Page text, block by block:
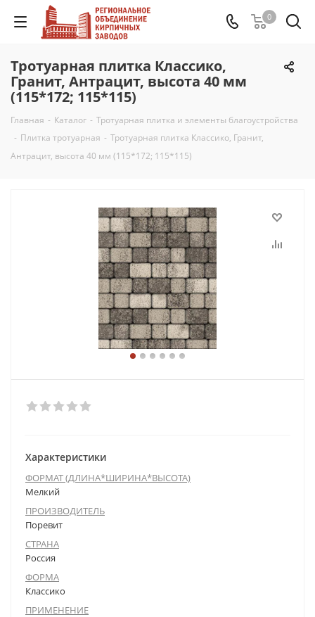
0
Тротуарная плитка Классико,
Гранит, Антрацит, высота 40 мм
(115*172; 115*115)
Главная - Каталог - Тротуарная плитка и элементы благоустройства
- Плитка тротуарная - Тротуарная плитка Классико, Гранит,
Антрацит, высота 40 мм (115*172; 115*115)
Характеристики
ФОРМАТ (ДЛИНА*ШИРИНА*ВЫСОТА)
Мелкий
ПРОИЗВОДИТЕЛЬ
Поревит
СТРАНА
Россия
ФОРМА
Классико
ПРИМЕНЕНИЕ